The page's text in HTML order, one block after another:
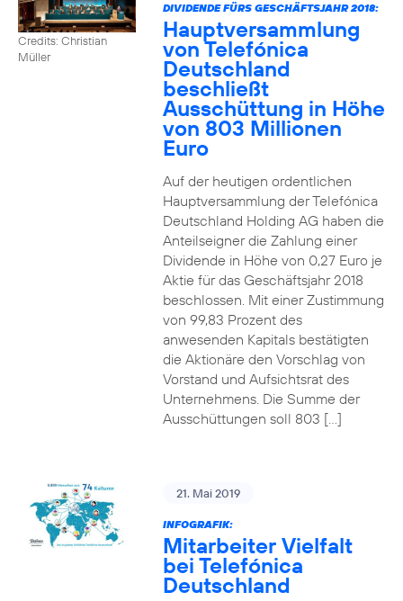
Credits: Christian
Müller
DIVIDENDE FÜRS GESCHÄFTSJAHR 2018:
Hauptversammlung
von Telefónica
Deutschland
beschließt
Ausschüttung in Höhe
von 803 Millionen
Euro
Auf der heutigen ordentlichen
Hauptversammlung der Telefónica
Deutschland Holding AG haben die
Anteilseigner die Zahlung einer
Dividende in Höhe von 0,27 Euro je
Aktie für das Geschäftsjahr 2018
beschlossen. Mit einer Zustimmung
von 99,83 Prozent des
anwesenden Kapitals bestätigten
die Aktionäre den Vorschlag von
Vorstand und Aufsichtsrat des
Unternehmens. Die Summe der
Ausschüttungen soll 803 […]
21. Mai 2019
INFOGRAFIK:
Mitarbeiter Vielfalt
bei Telefónica
Deutschland